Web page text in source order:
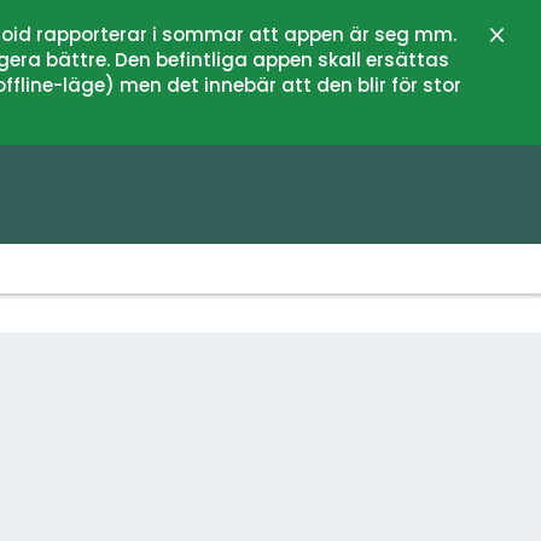
rapporterar i sommar att appen är seg mm.
bättre. Den befintliga appen skall ersättas
läge) men det innebär att den blir för stor